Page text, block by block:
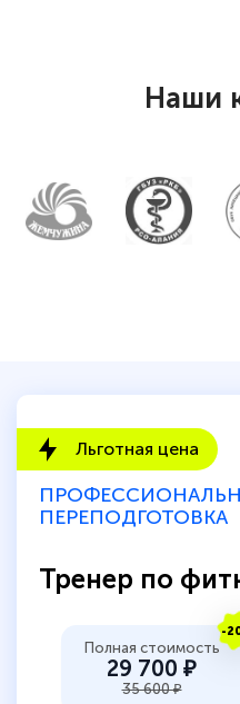
Наши
Льготная цена
ПЕРЕПОДГОТОВКА
Тренер по
-
Полная стоимость
29 700 ₽
35 600 ₽